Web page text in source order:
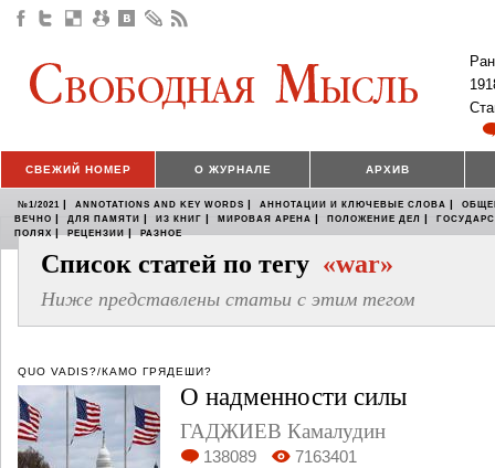
СВЕЖИЙ НОМЕР О ЖУРНАЛЕ АРХИВ
№1/2021 | ANNOTATIONS AND KEY WORDS | АННОТАЦИИ И КЛЮЧЕВЫЕ СЛОВА |
ВЕЧНО | ДЛЯ ПАМЯТИ | ИЗ КНИГ | МИРОВАЯ АРЕНА | ПОЛОЖЕНИЕ ДЕЛ |
ПОЛЯХ | РЕЦЕНЗИИ | РАЗНОЕ
Список статей по тегу «war»
Ниже представлены статьи с этим тегом
QUO VADIS?/КАМО ГРЯДЕШИ?
О надменности силы
ГАДЖИЕВ Камалудин
138089 7163401